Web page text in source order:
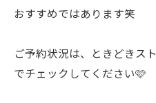
おすすめではあります笑
ご予約状況は、ときどきス
でチェックしてください🩷